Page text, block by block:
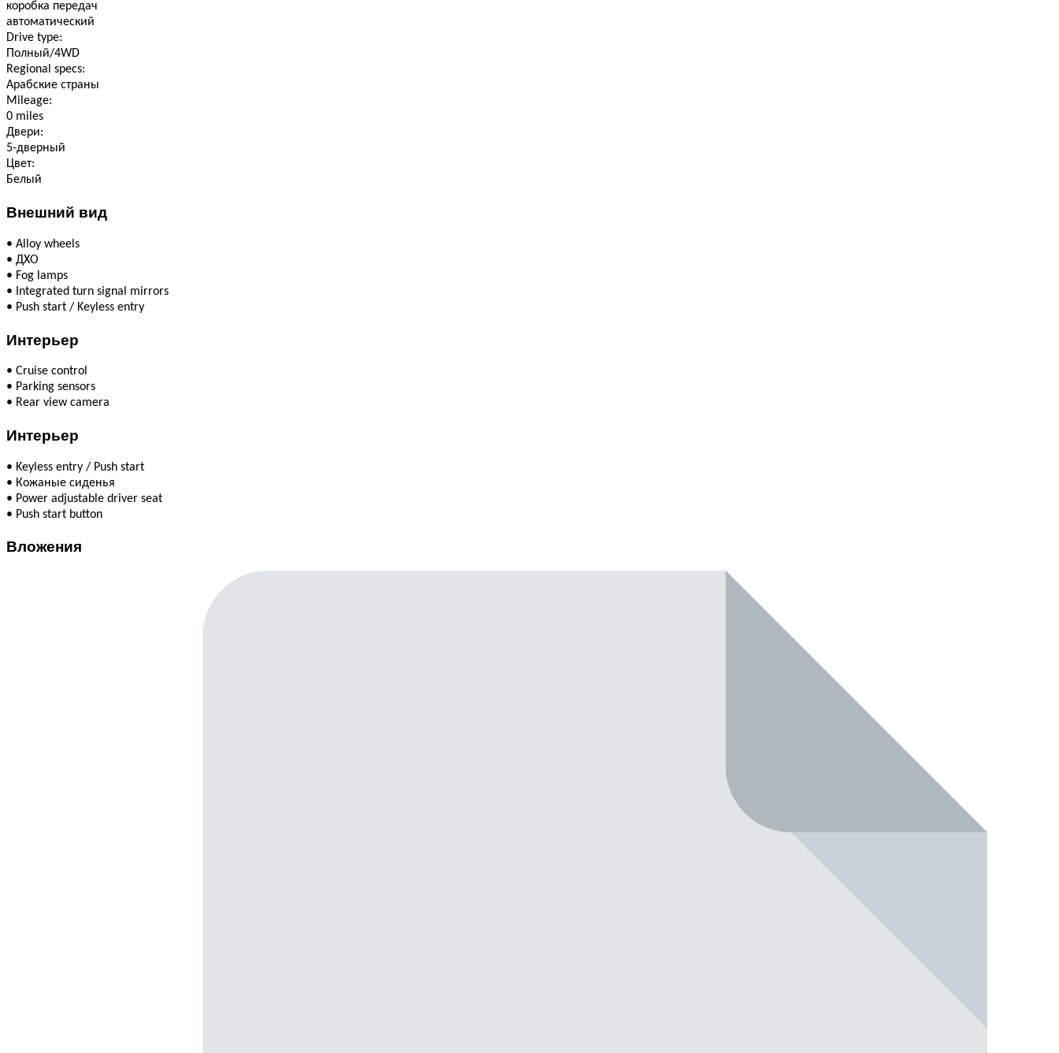
коробка передач
автоматический
Drive type:
Полный/4WD
Regional specs:
Арабские страны
Mileage:
0 miles
Двери:
5-дверный
Цвет:
Белый
Внешний вид
• Alloy wheels
• ДХО
• Fog lamps
•
Integrated turn signal mirrors
• Push start / Keyless entry
Интерьер
• Cruise control
• Parking sensors
• Rear view camera
Интерьер
• Keyless entry / Push start
• Кожаные сиденья
• Power adjustable driver seat
• Push start button
Вложения